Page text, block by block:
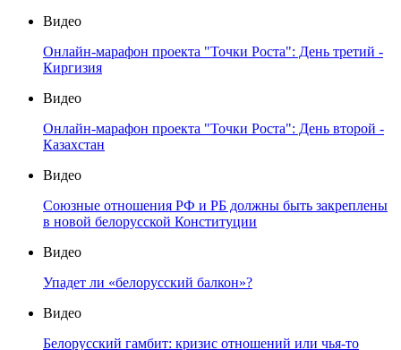
Видео
Онлайн-марафон проекта "Точки Роста": День третий -
Киргизия
Видео
Онлайн-марафон проекта "Точки Роста": День второй -
Казахстан
Видео
Союзные отношения РФ и РБ должны быть закреплены
в новой белорусской Конституции
Видео
Упадет ли «белорусский балкон»?
Видео
Белорусский гамбит: кризис отношений или чья-то